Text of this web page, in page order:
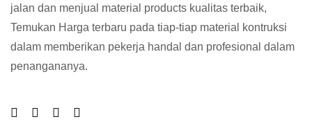
jalan dan menjual material products kualitas terbaik,
Temukan Harga terbaru pada tiap-tiap material kontruksi
dalam memberikan pekerja handal dan profesional dalam
penangananya.